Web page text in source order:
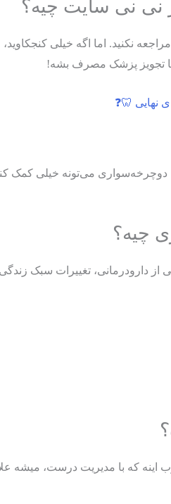
نی نی سایت چیه؟
نکنید. اما اگه خیلی کنجکاوید،
با تجویز پزشک مصرف بشه!
نهایی 🦷❓
چیه؟
از دارودرمانی، تغییرات سبک
اینه که با مدیریت درست، میشه